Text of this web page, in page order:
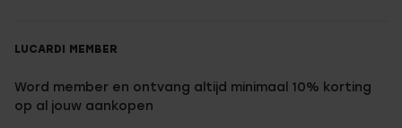
LUCARDI MEMBER
Word member en ontvang altijd minimaal 10% korting
op al jouw aankopen